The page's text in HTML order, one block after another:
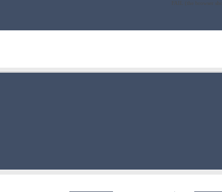
FAIL (the browser